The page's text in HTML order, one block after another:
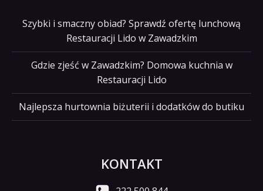
Szybki i smaczny obiad? Sprawdź ofertę lunchową
Restauracji Lido w Zawadzkim
Gdzie zjeść w Zawadzkim? Domowa kuchnia w
Restauracji Lido
Najlepsza hurtownia biżuterii i dodatków do butiku
KONTAKT